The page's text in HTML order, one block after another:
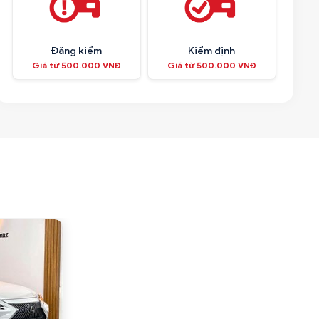
Đăng kiểm
Giá từ 500.000 VNĐ
Kiểm định
Giá từ 500.000 VNĐ